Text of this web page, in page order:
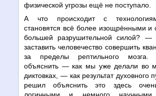
физической угрозы ещё не поступало.
А что происходит с
становятся всё более изощрёнными и
большей разрушительной силой? —
заставить человечество совершить
за пределы рептильного
объяснить —как мы уже делали во
диктовках,— как результат духовного
решил объяснить это здесь
логичными и немного научными